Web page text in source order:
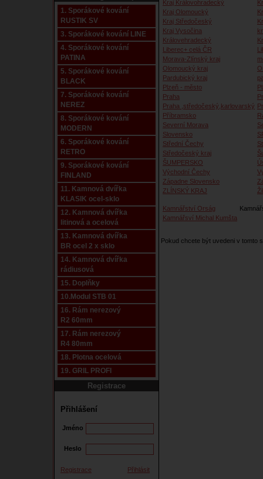
1. Sporákové kování
RUSTIK SV
3. Sporákové kování LINE
4. Sporákové kování
PATINA
5. Sporákové kování
BLACK
7. Sporákové kování
NEREZ
8. Sporákové kování
MODERN
6. Sporákové kování
RETRO
9. Sporákové kování
FINLAND
11. Kamnová dvířka
KLASIK ocel-sklo
12. Kamnová dvířka
litinová a ocelová
13. Kamnová dvířka
BR ocel 2 x sklo
14. Kamnová dvířka
rádiusová
15. Doplňky
10.Modul STB 01
16. Rám nerezový
R2 60mm
17. Rám nerezový
R4 80mm
18. Plotna ocelová
19. GRIL PROFI
Registrace
Přihlášení
Jméno
Heslo
Registrace
Přihlásit
Kraj Královohradecký
Kraj Olomoucký
Kraj Středočeský
Kraj Vysočina
Královehradecký
Liberec+ celá ČR
Morava-Zlínský kraj
Olomoucký kraj
Pardubický kraj
Plzeň - město
Praha
Praha ,středočeský,karlovarský
Příbramsko
Severní Morava
Slovensko
Střední Čechy
Středočeský kraj
ŠUMPERSKO
Východní Čechy
Západne Slovensko
ZLÍNSKÝ KRAJ
Kamnářství Orság
Kamnářsví Michal Kumšta
Pokud chcete být uvedeni v tomto